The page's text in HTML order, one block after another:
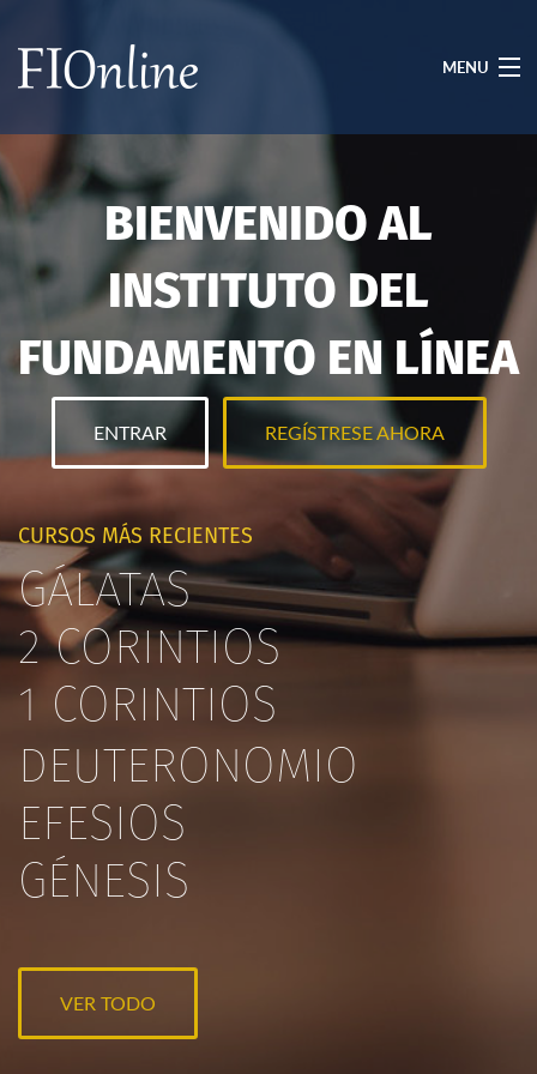
MENU
HOME
ARCHIVOS
REGÍSTRESE
ENTRAR
AYUDA
ENGLISH
RETURN TO FOUNDATION INSTITUTE
BIENVENIDO AL
INSTITUTO DEL
FUNDAMENTO EN LÍNEA
ENTRAR REGÍSTRESE AHORA
CURSOS MÁS RECIENTES
GÁLATAS
2 CORINTIOS
1 CORINTIOS
DEUTERONOMIO
EFESIOS
GÉNESIS
VER TODO